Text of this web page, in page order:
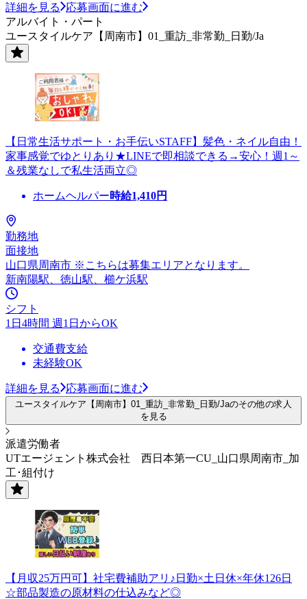
詳細を見る
応募画面に進む
アルバイト・パート
ユースタイルケア【周南市】01_重訪_非常勤_日勤/Ja
【日常生活サポート・お手伝いSTAFF】髪色・ネイル自由！
家事感覚でゆとりあり★LINEで即相談できる→安心！週1～
＆残業なしで私生活両立◎
ホームヘルパー時給1,410円
勤務地
面接地
山口県周南市 ※こちらは募集エリアとなります。
新南陽駅、徳山駅、櫛ケ浜駅
シフト
1日4時間 週1日からOK
交通費支給
未経験OK
詳細を見る 応募画面に進む
ユースタイルケア【周南市】01_重訪_非常勤_日勤/Jaのその他の求人
を見る
派遣労働者
UTエージェント株式会社 西日本第一CU_山口県周南市_加
工･組付け
【月収25万円可】社宅費補助アリ♪日勤×土日休×年休126日
☆部品製造の原材料の仕込みなど◎